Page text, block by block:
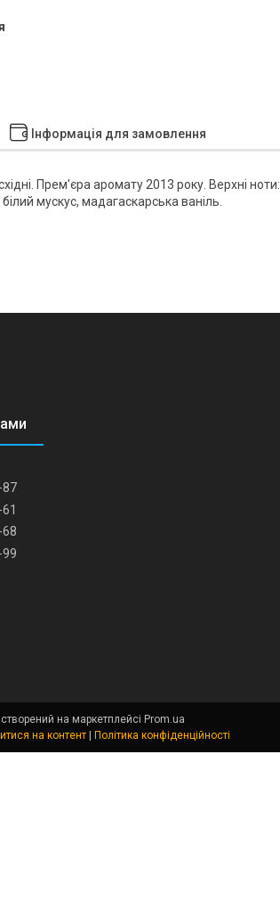
Інформація для замовлення
Прем'єра аромату 2013 року. Верхні ноти:
мускус, мадагаскарська ваніль.
87
на маркетплейсі Prom.ua
на контент Політика конфіденційності